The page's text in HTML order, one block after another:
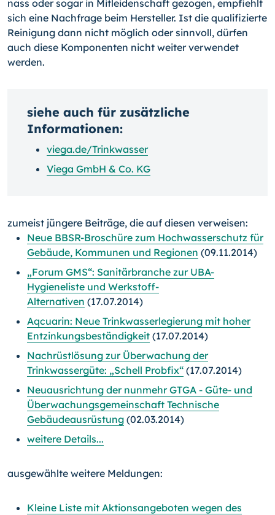
nass oder sogar in Mitleidenschaft gezogen, empfiehlt
sich eine Nachfrage beim Hersteller. Ist die qualifizierte
Reinigung dann nicht möglich oder sinnvoll, dürfen
auch diese Kom­ponenten nicht weiter verwendet
werden.
siehe auch für zusätzliche
Informationen:
viega.de/Trinkwasser
Viega GmbH & Co. KG
zumeist jüngere Beiträge, die auf diesen verweisen:
Neue BBSR-Broschüre zum Hochwasserschutz für
Gebäude, Kommunen und Regionen (09.11.2014)
„Forum GMS“: Sanitärbranche zur UBA-
Hygieneliste und Werkstoff-
Alternativen (17.07.2014)
Aqcuarin: Neue Trinkwasserlegierung mit hoher
Entzinkungsbeständigkeit (17.07.2014)
Nachrüstlösung zur Überwachung der
Trinkwassergüte: „Schell Probfix“ (17.07.2014)
Neuausrichtung der nunmehr GTGA - Güte- und
Überwachungs­gemeinschaft Technische
Gebäudeausrüstung (02.03.2014)
weitere Details...
ausgewählte weitere Meldungen:
Kleine Liste mit Aktionsangeboten wegen des